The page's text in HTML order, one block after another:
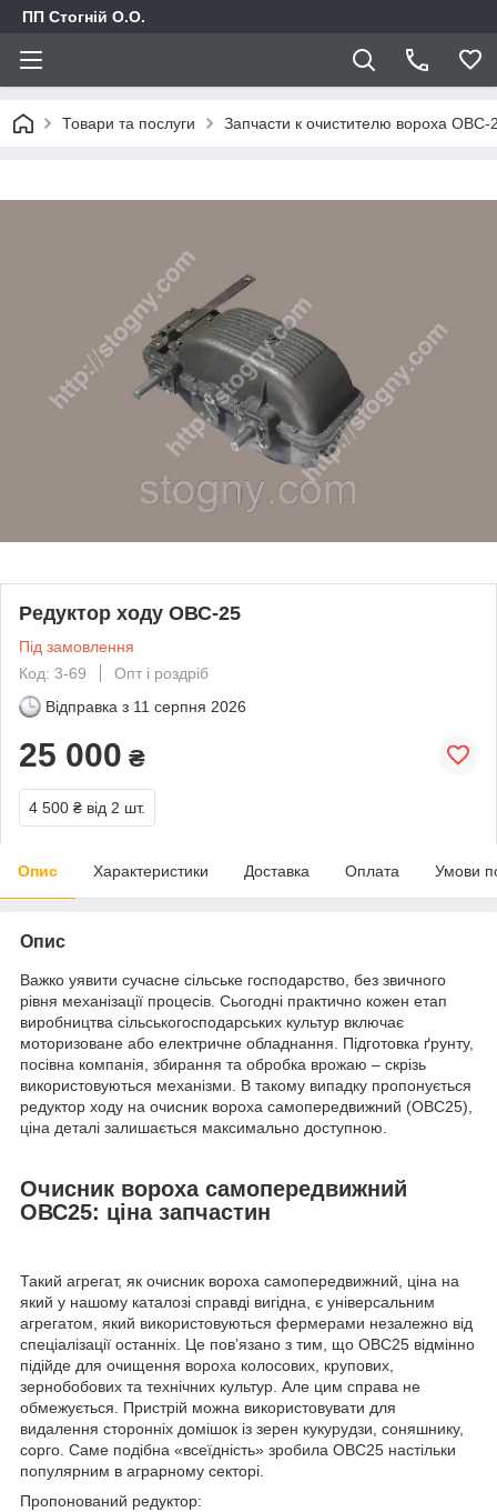
ПП Стогній О.О.
Товари та послуги Запчасти к очистителю вороха ОВС-
Редуктор ходу ОВС-25
Під замовлення
Код: 3-69
Опт і роздріб
Відправка з 11 серпня 2026
25 000 ₴
4 500 ₴ від 2 шт.
Опис Характеристики Доставка Оплата Умови
Опис
Важко уявити сучасне сільське господарство, без звичного
рівня механізації процесів. Сьогодні практично кожен етап
виробництва сільськогосподарських культур включає
моторизоване або електричне обладнання. Підготовка ґрунту,
посівна компанія, збирання та обробка врожаю – скрізь
використовуються механізми. В такому випадку пропонується
редуктор ходу на очисник вороха самопередвижний (ОВС25),
ціна деталі залишається максимально доступною.
Очисник вороха самопередвижний
ОВС25: ціна запчастин
Такий агрегат, як очисник вороха самопередвижний, ціна на
який у нашому каталозі справді вигідна, є універсальним
агрегатом, який використовуються фермерами незалежно від
спеціалізації останніх. Це пов’язано з тим, що ОВС25 відмінно
підійде для очищення вороха колосових, крупових,
зернобобових та технічних культур. Але цим справа не
обмежується. Пристрій можна використовувати для
видалення сторонніх домішок із зерен кукурудзи, соняшнику,
сорго. Саме подібна «всеїдність» зробила ОВС25 настільки
популярним в аграрному секторі.
Пропонований редуктор: